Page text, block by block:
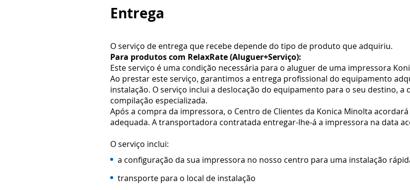
Entrega
O serviço de entrega que recebe depende do tipo de produto que adquiriu.
Para produtos com RelaxRate (Aluguer+Serviço):
Este serviço é uma condição necessária para o aluguer de uma impressora
Ao prestar este serviço, garantimos a entrega profissional do equipamento
instalação. O serviço inclui a deslocação do equipamento para o seu destino, a
compilação especializada.
Após a compra da impressora, o Centro de Clientes da Konica Minolta
adequada. A transportadora contratada entregar-lhe-á a impressora na data
O serviço inclui:
a configuração da sua impressora no nosso centro para uma instalação
transporte para o local de instalação